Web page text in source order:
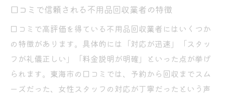
口コミで信頼される不用品回収業者の特徴
口コミで高評価を得ている不用品回収業者にはいくつか
の特徴があります。具体的には「対応が迅速」「スタッ
フが礼儀正しい」「料金説明が明確」といった点が挙げ
られます。東海市の口コミでは、予約から回収までスム
ーズだった、女性スタッフの対応が丁寧だったという声